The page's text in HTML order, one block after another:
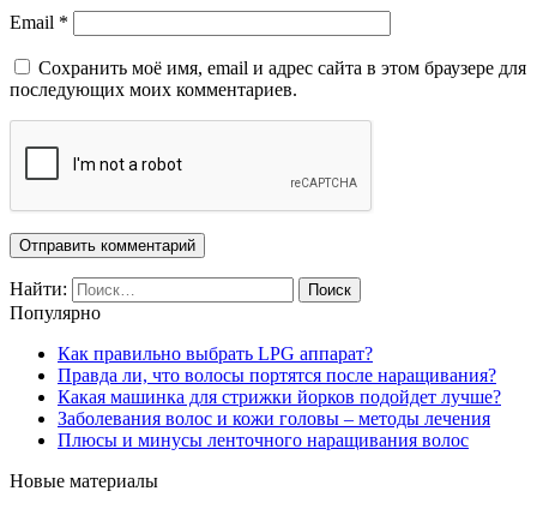
Email *
Сохранить моё имя, email и адрес сайта в этом браузере для
последующих моих комментариев.
Найти:
Популярно
Как правильно выбрать LPG аппарат?
Правда ли, что волосы портятся после наращивания?
Какая машинка для стрижки йорков подойдет лучше?
Заболевания волос и кожи головы – методы лечения
Плюсы и минусы ленточного наращивания волос
Новые материалы